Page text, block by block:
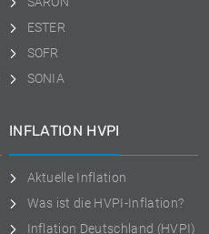
ESTER
SOFR
SONIA
INFLATION HVPI
Aktuelle Inflation
Was ist die HVPI-Inflation?
Inflation Deutschland (HVPI)